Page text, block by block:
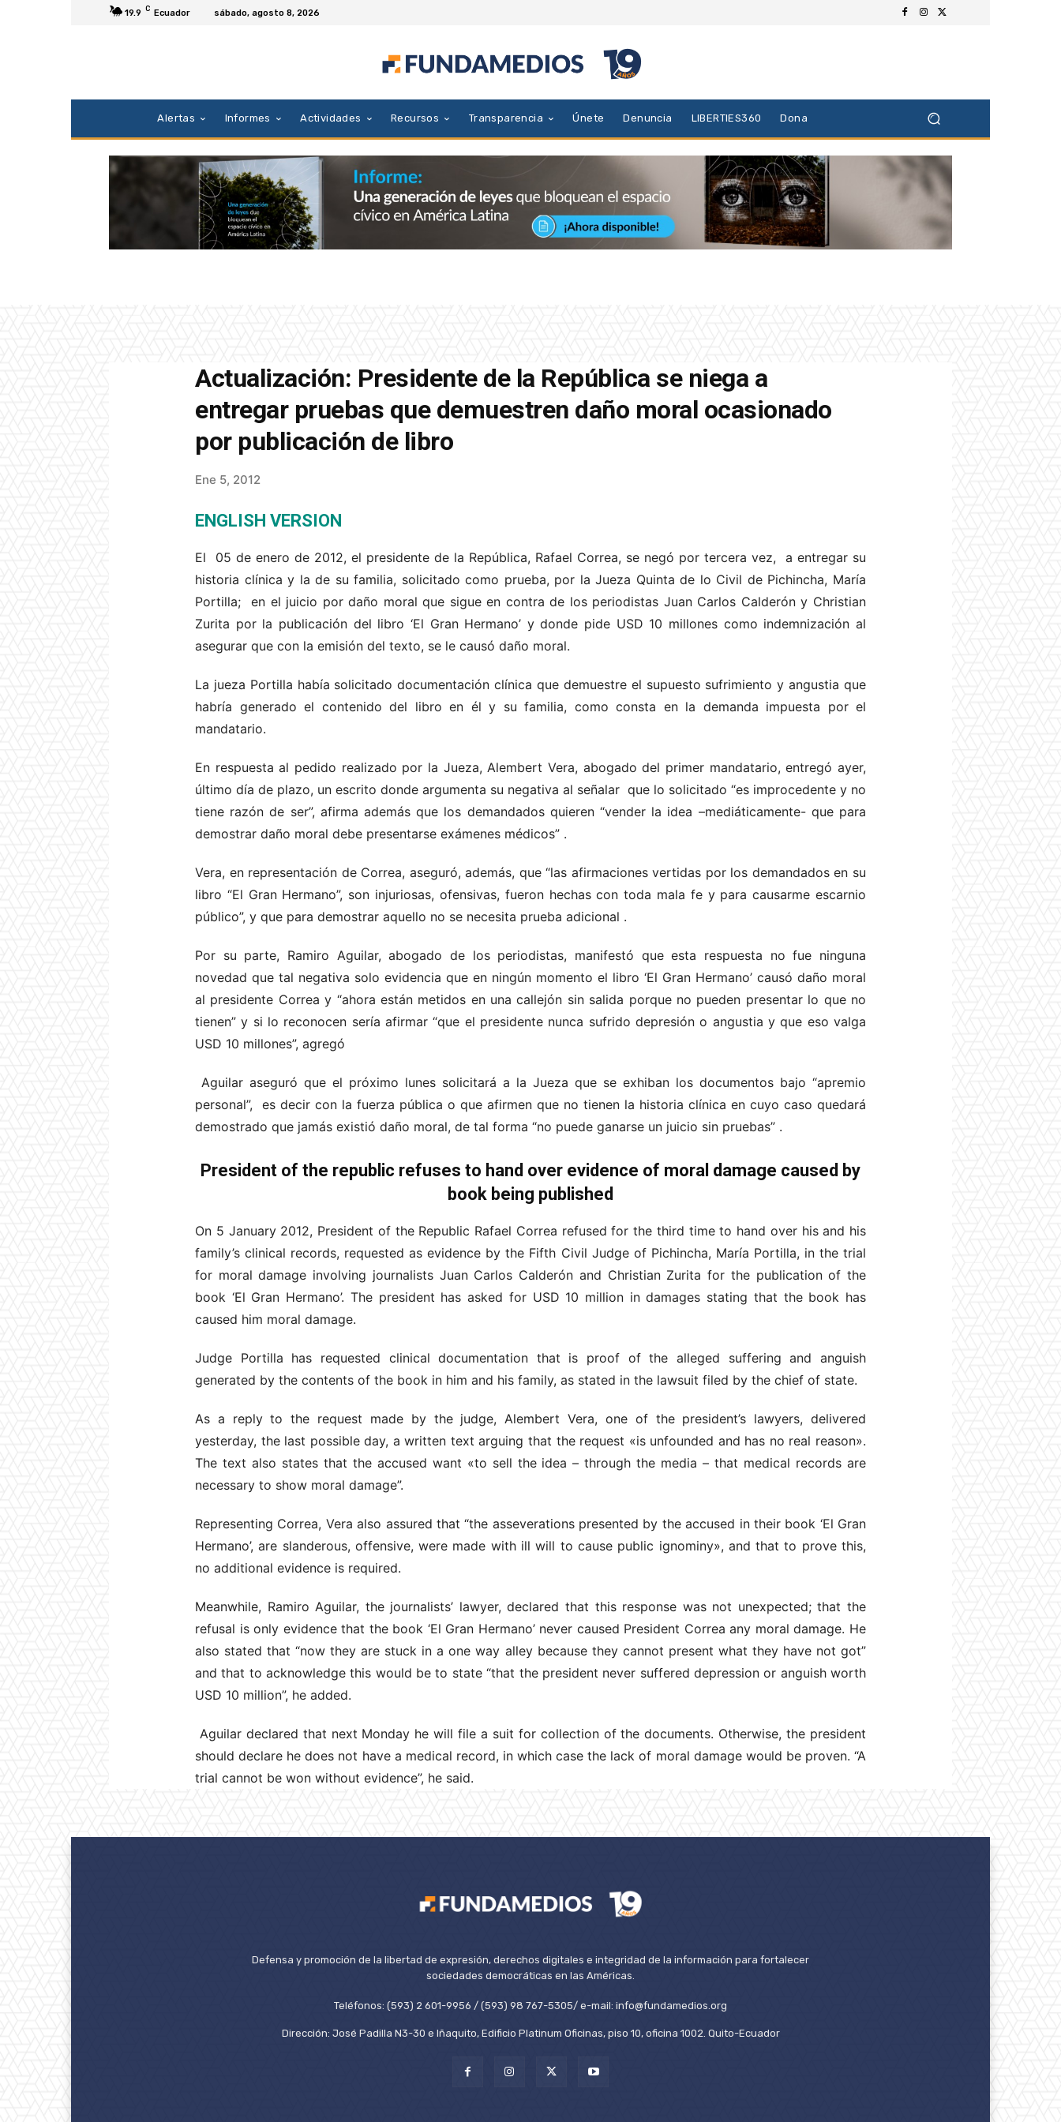
19.9 C Ecuador sábado, agosto 8, 2026
Alertas Informes Actividades Recursos Transparencia Únete Denuncia LIBERTIES360 Dona
Actualización: Presidente de la República se niega a
entregar pruebas que demuestren daño moral ocasionado
por publicación de libro
Ene 5, 2012
ENGLISH VERSION
El 05 de enero de 2012, el presidente de la República, Rafael Correa, se negó por tercera vez, a entregar su
historia clínica y la de su familia, solicitado como prueba, por la Jueza Quinta de lo Civil de Pichincha, María
Portilla; en el juicio por daño moral que sigue en contra de los periodistas Juan Carlos Calderón y Christian
Zurita por la publicación del libro ‘El Gran Hermano’ y donde pide USD 10 millones como indemnización al
asegurar que con la emisión del texto, se le causó daño moral.
La jueza Portilla había solicitado documentación clínica que demuestre el supuesto sufrimiento y angustia que
habría generado el contenido del libro en él y su familia, como consta en la demanda impuesta por el
mandatario.
En respuesta al pedido realizado por la Jueza, Alembert Vera, abogado del primer mandatario, entregó ayer,
último día de plazo, un escrito donde argumenta su negativa al señalar que lo solicitado “es improcedente y no
tiene razón de ser”, afirma además que los demandados quieren “vender la idea –mediáticamente- que para
demostrar daño moral debe presentarse exámenes médicos” .
Vera, en representación de Correa, aseguró, además, que “las afirmaciones vertidas por los demandados en su
libro “El Gran Hermano”, son injuriosas, ofensivas, fueron hechas con toda mala fe y para causarme escarnio
público”, y que para demostrar aquello no se necesita prueba adicional .
Por su parte, Ramiro Aguilar, abogado de los periodistas, manifestó que esta respuesta no fue ninguna
novedad que tal negativa solo evidencia que en ningún momento el libro ‘El Gran Hermano’ causó daño moral
al presidente Correa y “ahora están metidos en una callejón sin salida porque no pueden presentar lo que no
tienen” y si lo reconocen sería afirmar “que el presidente nunca sufrido depresión o angustia y que eso valga
USD 10 millones”, agregó
Aguilar aseguró que el próximo lunes solicitará a la Jueza que se exhiban los documentos bajo “apremio
personal”, es decir con la fuerza pública o que afirmen que no tienen la historia clínica en cuyo caso quedará
demostrado que jamás existió daño moral, de tal forma “no puede ganarse un juicio sin pruebas” .
President of the republic refuses to hand over evidence of moral damage caused by
book being published
On 5 January 2012, President of the Republic Rafael Correa refused for the third time to hand over his and his
family’s clinical records, requested as evidence by the Fifth Civil Judge of Pichincha, María Portilla, in the trial
for moral damage involving journalists Juan Carlos Calderón and Christian Zurita for the publication of the
book ‘El Gran Hermano’. The president has asked for USD 10 million in damages stating that the book has
caused him moral damage.
Judge Portilla has requested clinical documentation that is proof of the alleged suffering and anguish
generated by the contents of the book in him and his family, as stated in the lawsuit filed by the chief of state.
As a reply to the request made by the judge, Alembert Vera, one of the president’s lawyers, delivered
yesterday, the last possible day, a written text arguing that the request «is unfounded and has no real reason».
The text also states that the accused want «to sell the idea – through the media – that medical records are
necessary to show moral damage”.
Representing Correa, Vera also assured that “the asseverations presented by the accused in their book ‘El Gran
Hermano’, are slanderous, offensive, were made with ill will to cause public ignominy», and that to prove this,
no additional evidence is required.
Meanwhile, Ramiro Aguilar, the journalists’ lawyer, declared that this response was not unexpected; that the
refusal is only evidence that the book ‘El Gran Hermano’ never caused President Correa any moral damage. He
also stated that “now they are stuck in a one way alley because they cannot present what they have not got”
and that to acknowledge this would be to state “that the president never suffered depression or anguish worth
USD 10 million”, he added.
Aguilar declared that next Monday he will file a suit for collection of the documents. Otherwise, the president
should declare he does not have a medical record, in which case the lack of moral damage would be proven. “A
trial cannot be won without evidence”, he said.
Defensa y promoción de la libertad de expresión, derechos digitales e integridad de la información para fortalecer
sociedades democráticas en las Américas.
Teléfonos: (593) 2 601-9956 / (593) 98 767-5305/ e-mail: info@fundamedios.org
Dirección: José Padilla N3-30 e Iñaquito, Edificio Platinum Oficinas, piso 10, oficina 1002. Quito-Ecuador